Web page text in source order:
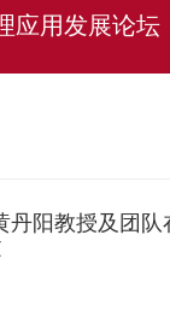
应用发展论坛
阳教授及团队